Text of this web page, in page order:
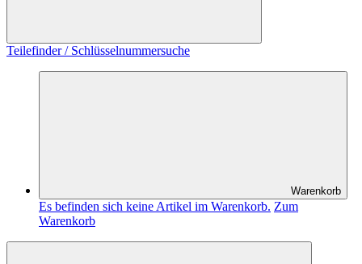
Teilefinder / Schlüsselnummersuche
Warenkorb
Es befinden sich keine Artikel im Warenkorb. Zum
Warenkorb